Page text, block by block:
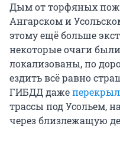
Дым от торфяных
Ангарском и
этому ещё больше
некоторые очаги были
локализованы, по
ездить всё равно
ГИБДД даже
трассы под Усольем,
через близлежащую